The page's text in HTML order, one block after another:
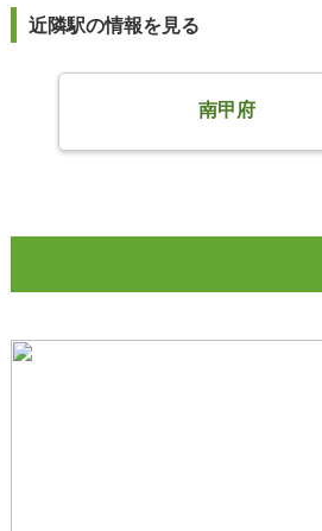
近隣駅の情報を見る
南甲府